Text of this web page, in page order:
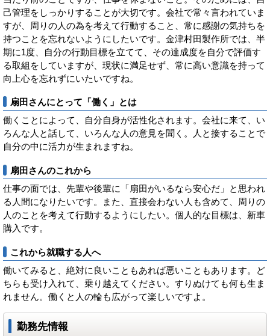
己管理をしっかりすることが大切です。会社で常々言われていま
すが、周りの人の為を考えて行動すること、常に感謝の気持ちを
持つことを忘れないようにしたいです。金津村田製作所では、半
期に1度、自分の行動目標を立てて、その達成度を自分で評価す
る取組をしていますが、現状に満足せず、常に高い意識を持って
向上心を忘れずにいたいですね。
扇田さんにとって「働く」とは
働くことによって、自分自身が活性化されます。会社に来て、い
ろんな人と話して、いろんな人の意見を聞く。人と接することで
自分の中に活力が生まれますね。
扇田さんのこれから
仕事の面では、先輩や後輩に「扇田がいるなら安心だ」と思われ
る人間になりたいです。また、直接会わない人も含めて、周りの
人のことを考えて行動するようにしたい。個人的な目標は、新車
購入です。
これから就職する人へ
働いてみると、絶対に良いこともあれば悪いこともあります。ど
ちらも受け入れて、乗り越えてください。すりぬけても何も生ま
れません。働くと人の輪も広がって楽しいですよ。
勤務先情報